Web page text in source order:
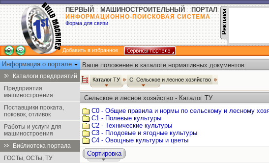
ПЕРВЫЙ МАШИНОСТРОИТЕЛЬНЫЙ ПОРТАЛ
ИНФОРМАЦИОННО-ПОИСКОВАЯ СИСТЕМА
Форма для связи
Добавить в избранное
Информация о портале
Каталоги предприятий
Предприятия
машиностроения
Поставщики проката,
поковок, отливок
Работы и услуги для
машиностроения
Библиотека портала
ГОСТы, ОСТы, ТУ
Ваше положение в каталоге нормативных документов:
Каталог ТУ С: Сельское и лесное хозяйство
Сельское и лесное хозяйство - Каталог ТУ
С0 - Общие правила и нормы по сельскому и лесному
С1 - Полевые культуры
С2 - Технические культуры
С3 - Плодовые и ягодные культуры
С4 - Овощные культуры и цветы
Сортировка